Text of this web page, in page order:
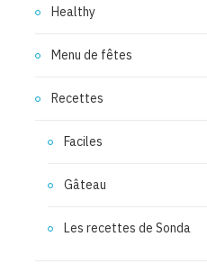
Healthy
Menu de fêtes
Recettes
Faciles
Gâteau
Les recettes de Sonda